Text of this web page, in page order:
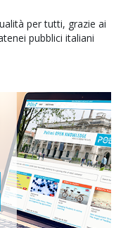
per tutti, grazie ai
pubblici italiani